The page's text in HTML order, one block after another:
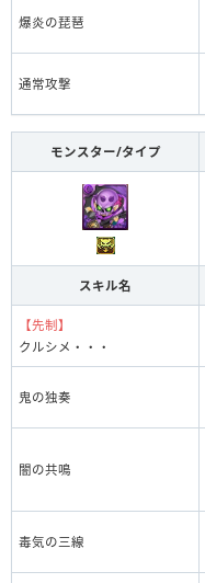
爆炎の琵琶
通常攻撃
モンスター/タイプ
スキル名
【先制】
クルシメ・・・
鬼の独奏
闇の共鳴
毒気の三線